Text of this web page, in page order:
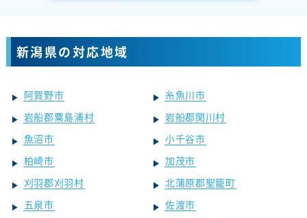
新潟県の対応地域
阿賀野市
糸魚川市
岩船郡粟島浦村
岩船郡関川村
魚沼市
小千谷市
柏崎市
加茂市
刈羽郡刈羽村
北蒲原郡聖籠町
五泉市
佐渡市